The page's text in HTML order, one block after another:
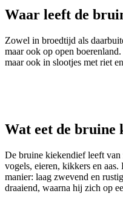
Waar leeft de
Zowel in broedtijd als
maar ook op open
maar ook in slootjes met riet
Wat eet de bruine
De bruine kiekendief leeft
vogels, eieren, kikkers en
manier: laag zwevend en
draaiend, waarna hij zich op